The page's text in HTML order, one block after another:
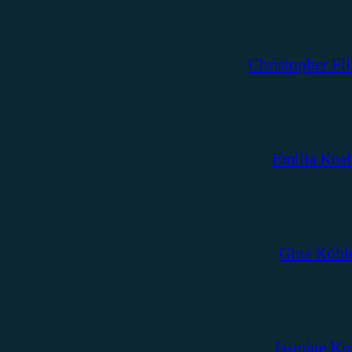
Christopher
Emilia
Gina
Jasmine